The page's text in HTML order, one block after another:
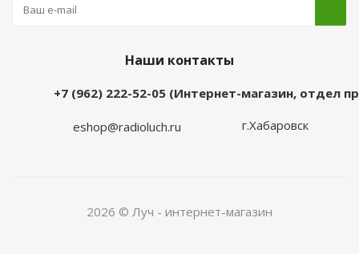
Наши контакты
+7 (962) 222-52-05 (Интернет-магазин, отдел
eshop@radioluch.ru г.Хабаровск
2026 © Луч - интернет-магазин